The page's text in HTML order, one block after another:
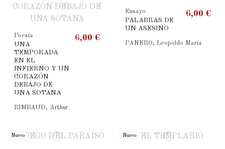
Poesía
UNA
TEMPORADA
EN EL
INFIERNO Y UN
CORAZÓN
DEBAJO DE
UNA SOTANA
6,00 €
RIMBAUD, Arthur
Ensayo
PALABRAS DE
UN ASESINO
6,00 €
PANERO, Leopoldo María
Nuevo Nuevo